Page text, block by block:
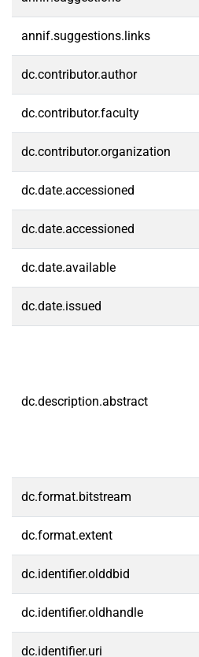
annif.suggestions.links
dc.contributor.author
dc.contributor.faculty
dc.contributor.organization
dc.date.accessioned
dc.date.accessioned
dc.date.available
dc.date.issued
dc.description.abstract
dc.format.bitstream
dc.format.extent
dc.identifier.olddbid
dc.identifier.oldhandle
dc.identifier.uri